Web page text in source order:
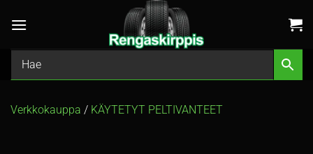
Verkkokauppa / KÄYTETYT PELTIVANTEET